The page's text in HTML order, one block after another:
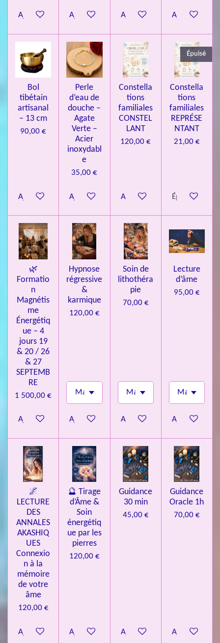
l
Ajouter au panierAjouter au panierAjouter au panierAjouter au
Bol
tibétain
artisanal
– 13 cm
90,00 €
Ajouter au panier
Perle
d’eau de
douche –
Agate
Verte –
Acier
inoxydabl
e
35,00 €
Ajouter au panier
Constella
tions
familiales
CONSTEL
LANT
120,00 €
Ajouter au panier
Épuisé
Constella
tions
familiales
REPRÉSE
NTANT
21,00 €
Épuisé
🌿
Formatio
n
Magnétis
me
Énergétiq
ue – 4
jours 19
& 20 / 26
& 27
SEPTEMB
RE
1 500,00 €
Ajouter au panier
Hypnose
régressive
&
karmique
120,00 €
Ajouter au panier
Soin de
lithothéra
pie
70,00 €
Ajouter au panier
Lecture
d’âme
95,00 €
Ajouter au
🌌
LECTURE
DES
ANNALES
AKASHIQ
UES
Connexio
n à la
mémoire
de votre
âme
120,00 €
Ajouter au panier
🔮 Tirage
d’Âme &
Soin
énergétiq
ue par les
pierres
120,00 €
Ajouter au panier
Guidance
30 min
45,00 €
Ajouter au panier
Guidance
Oracle 1h
70,00 €
Ajouter au